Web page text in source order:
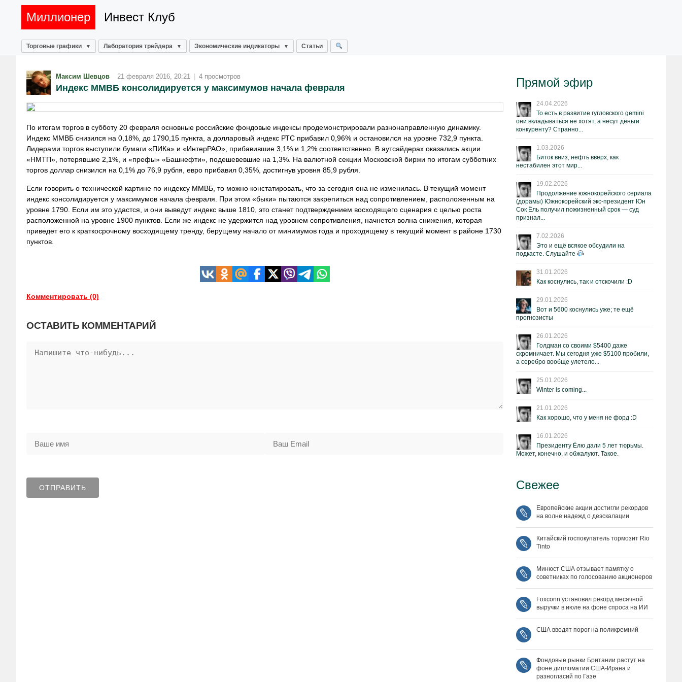
Миллионер Инвест Клуб
Торговые графики Лаборатория трейдера Экономические индикаторы Статьи
Максим Шевцов 21 февраля 2016, 20:21 | 4 просмотров
Индекс ММВБ консолидируется у максимумов начала февраля
По итогам торгов в субботу 20 февраля основные российские фондовые индексы продемонстрировали разнонаправленную динамику.
Индекс ММВБ снизился на 0,18%, до 1790,15 пункта, а долларовый индекс РТС прибавил 0,96% и остановился на уровне 732,9 пункта.
Лидерами торгов выступили бумаги «ПИКа» и «ИнтерРАО», прибавившие 3,1% и 1,2% соответственно. В аутсайдерах оказались акции
«НМТП», потерявшие 2,1%, и «префы» «Башнефти», подешевевшие на 1,3%. На валютной секции Московской биржи по итогам субботних
торгов доллар снизился на 0,1% до 76,9 рубля, евро прибавил 0,35%, достигнув уровня 85,9 рубля.
Если говорить о технической картине по индексу ММВБ, то можно констатировать, что за сегодня она не изменилась. В текущий момент
индекс консолидируется у максимумов начала февраля. При этом «быки» пытаются закрепиться над сопротивлением, расположенным на
уровне 1790. Если им это удастся, и они выведут индекс выше 1810, это станет подтверждением восходящего сценария с целью роста
расположенной на уровне 1900 пунктов. Если же индекс не удержится над уровнем сопротивления, начнется волна снижения, которая
приведет его к краткосрочному восходящему тренду, берущему начало от минимумов года и проходящему в текущий момент в районе 1730
пунктов.
Комментировать (0)
ОСТАВИТЬ КОММЕНТАРИЙ
Прямой эфир
24.04.2026
То есть в развитие гугловского gemini
они вкладываться не хотят, а несут деньги
конкуренту? Странно...
1.03.2026
Биток вниз, нефть вверх, как
нестабилен этот мир...
19.02.2026
Продолжение южнокорейского сериала
(дорамы) Южнокорейский экс-президент Юн
Сок Ёль получил пожизненный срок — суд
признал...
7.02.2026
Это и ещё всякое обсудили на
подкасте. Слушайте
31.01.2026
Как коснулись, так и отскочили :D
29.01.2026
Вот и 5600 коснулись уже; те ещё
прогнозисты
26.01.2026
Голдман со своими $5400 даже
скромничает. Мы сегодня уже $5100 пробили,
а серебро вообще улетело...
25.01.2026
Winter is coming...
21.01.2026
Как хорошо, что у меня не форд :D
16.01.2026
Президенту Ёлю дали 5 лет тюрьмы.
Может, конечно, и обжалуют. Такое.
Свежее
Европейские акции достигли рекордов
на волне надежд о деэскалации
Китайский госпокупатель тормозит Rio
Tinto
Минюст США отзывает памятку о
советниках по голосованию акционеров
Foxconn установил рекорд месячной
выручки в июле на фоне спроса на ИИ
США вводят порог на поликремний
Фондовые рынки Британии растут на
фоне дипломатии США‑Ирана и
разногласий по Газе